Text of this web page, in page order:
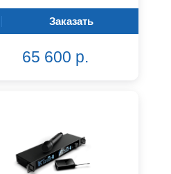
Заказать
65 600 р.